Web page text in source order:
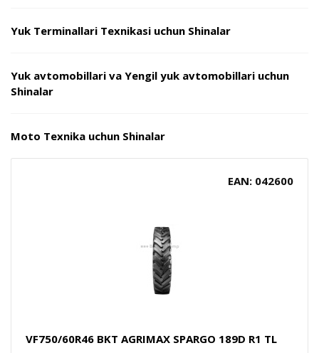
Yuk Terminallari Texnikasi uchun Shinalar
Yuk avtomobillari va Yengil yuk avtomobillari uchun
Shinalar
Moto Texnika uchun Shinalar
EAN: 042600
VF750/60R46 BKT AGRIMAX SPARGO 189D R1 TL